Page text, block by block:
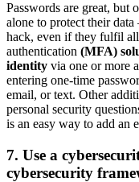
Passwords are great, but
alone to protect their
hack, even if they fulfil
authentication (MFA)
identity via one or more
entering one-time
email, or text. Other
personal security
is an easy way to add an
7. Use a
cybersecurity